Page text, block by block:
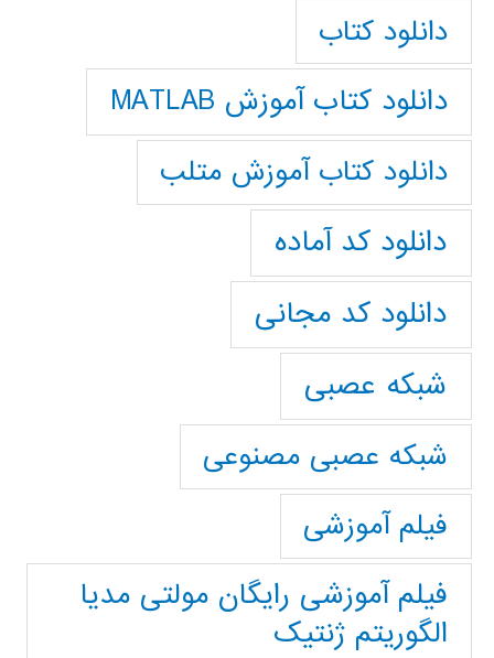
دانلود کتاب
دانلود کتاب آموزش MATLAB
دانلود کتاب آموزش متلب
دانلود کد آماده
دانلود کد مجانی
شبکه عصبی
شبکه عصبی مصنوعی
فیلم آموزشی
فیلم آموزشی رایگان مولتی مدیا
الگوریتم ژنتیک